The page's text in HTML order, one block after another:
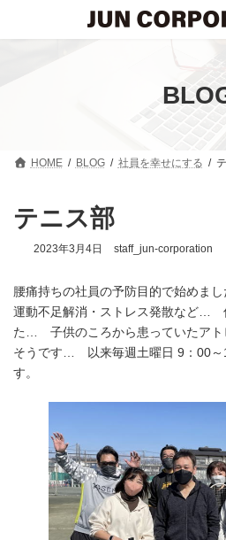
テ
ゲ
HOME BLOG 社員を幸せにする
テニス部
2023年3月4日 staff_jun-corporation
腰痛持ちの社員の予防目的で始めま
運動不足解消・ストレス発散など…
た… 子供のころから患っていたア
そうです… 以来毎週土曜日 9：00～
す。